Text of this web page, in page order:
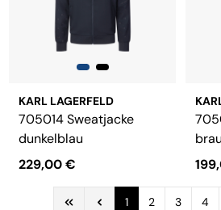
KARL LAGERFELD
705014 Sweatjacke
dunkelblau
229,00 €
1 2 3 4